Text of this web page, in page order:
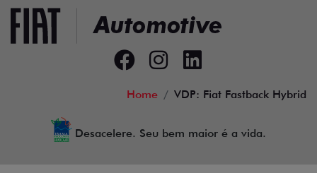
Home VDP: Fiat Fastback Hybrid
Desacelere. Seu bem maior é a vida.